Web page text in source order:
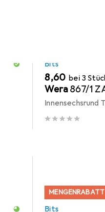
Bits
EUR
8,60 bei 3
Wera 867/1
Innensechsrund
MENGENRABATT
Bits